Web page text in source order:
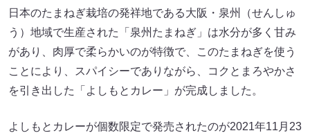
日本のたまねぎ栽培の発祥地である大阪・泉州（せんしゅ
う）地域で生産された「泉州たまねぎ」は水分が多く甘み
があり、肉厚で柔らかいのが特徴で、このたまねぎを使う
ことにより、スパイシーでありながら、コクとまろやかさ
を引き出した「よしもとカレー」が完成しました。
よしもとカレーが個数限定で発売されたのが2021年11月23